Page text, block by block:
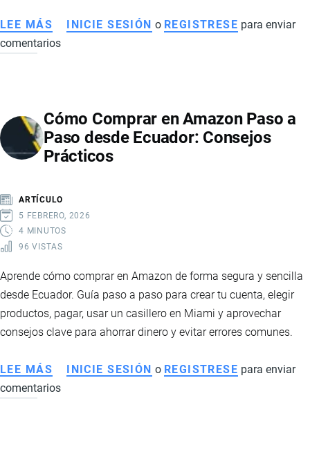
LEE MÁS SOBRE
PRINCIPALES
CHINA
A
ECUADOR
INICIE SESIÓN o REGISTRESE para enviar
comentarios
Cómo Comprar en Amazon Paso a
Paso desde Ecuador: Consejos
Prácticos
ARTÍCULO
5 FEBRERO, 2026
4 MINUTOS
96 VISTAS
Aprende cómo comprar en Amazon de forma segura y sencilla
desde Ecuador. Guía paso a paso para crear tu cuenta, elegir
productos, pagar, usar un casillero en Miami y aprovechar
consejos clave para ahorrar dinero y evitar errores comunes.
LEE MÁS SOBRE
CÓMO
INICIE SESIÓN o REGISTRESE para enviar
comentarios